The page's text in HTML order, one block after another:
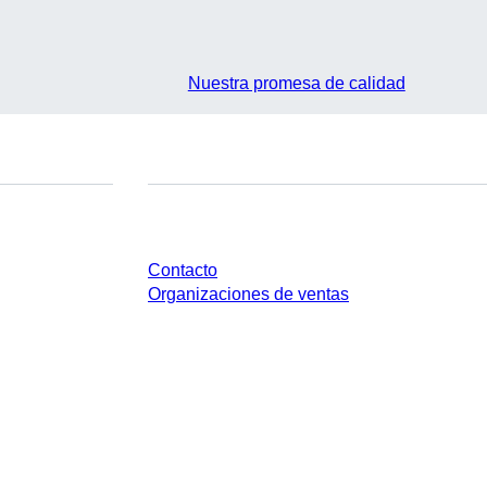
Nuestra promesa de calidad
Contacto
Organizaciones de ventas